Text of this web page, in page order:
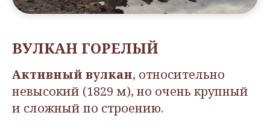
ВУЛКАН ГОРЕЛЫЙ
Активный вулкан, относительно
невысокий (1829 м), но очень крупный
и сложный по строению.